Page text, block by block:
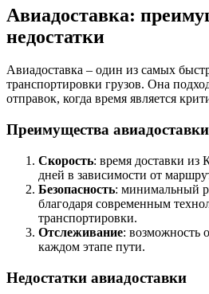
Авиадоставка:
недостатки
Авиадоставка – один из самых
транспортировки грузов. Она
отправок, когда время является
Преимущества авиадоставки
Скорость: время доставки из
дней в зависимости от
Безопасность: минимальный
благодаря современным
транспортировки.
Отслеживание: возможность
каждом этапе пути.
Недостатки авиадоставки